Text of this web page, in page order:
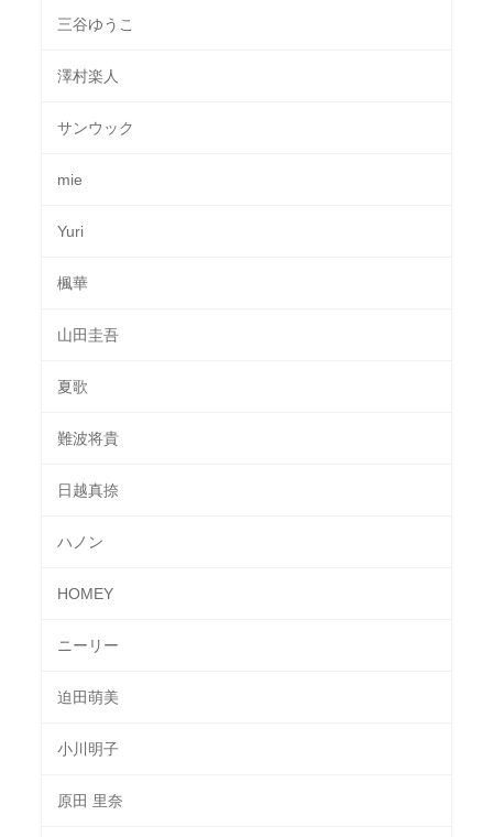
三谷ゆうこ
澤村楽人
サンウック
mie
Yuri
楓華
山田圭吾
夏歌
難波将貴
日越真捺
ハノン
HOMEY
ニーリー
迫田萌美
小川明子
原田 里奈